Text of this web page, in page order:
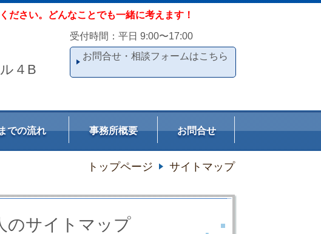
ださい。どんなことでも一緒に考えます！
４B
受付時間：平日 9:00〜17:00
お問合せ・相談フォームはこちら
での流れ 事務所概要 お問合せ
トップページ サイトマップ
のサイトマップ